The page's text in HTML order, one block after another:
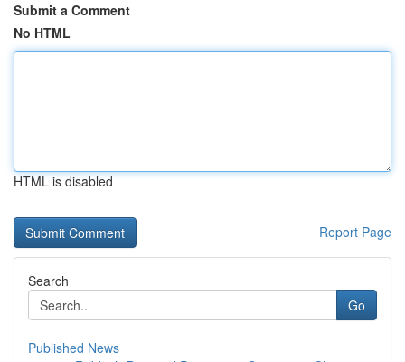
Submit a Comment
No HTML
HTML is disabled
Report Page
Search
Go
Published News